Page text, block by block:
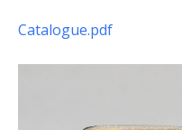
Catalogue.pdf